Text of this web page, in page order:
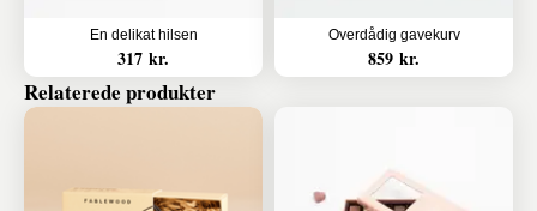
En delikat hilsen
317 kr.
Overdådig gavekurv
859 kr.
Relaterede produkter